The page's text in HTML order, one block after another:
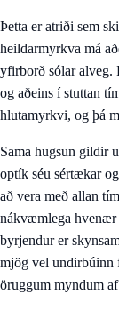
Þetta er atriði sem
heildarmyrkva má
yfirborð sólar alveg.
og aðeins í stuttan
hlutamyrkvi, og þá
Sama hugsun gildir
optík séu sértækar
að vera með allan
nákvæmlega hvenær
byrjendur er
mjög vel undirbúinn
öruggum myndum